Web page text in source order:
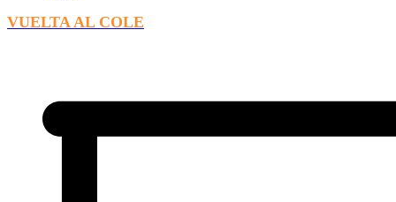
VUELTA AL COLE